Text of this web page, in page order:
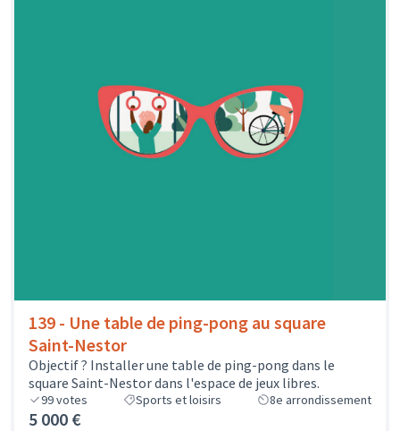
139 - Une table de ping-pong au square
Saint-Nestor
Objectif ? Installer une table de ping-pong dans le
square Saint-Nestor dans l'espace de jeux libres.
99votes Sports et loisirs 8e arrondissement
5 000 €